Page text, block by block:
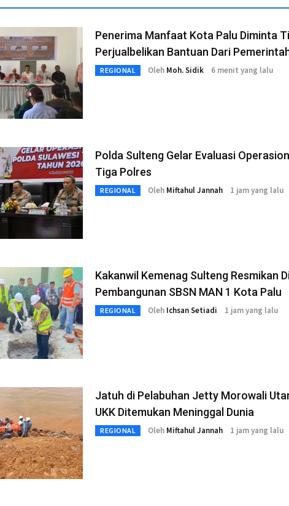
Penerima Manfaat Kota Palu Diminta
Perjualbelikan Bantuan Dari
REGIONAL Oleh Moh. Sidik 6 menit yang lalu
Polda Sulteng Gelar Evaluasi
Tiga Polres
REGIONAL Oleh Miftahul Jannah 1 jam yang lalu
Kakanwil Kemenag Sulteng Resmikan
Pembangunan SBSN MAN 1 Kota Palu
REGIONAL Oleh Ichsan Setiadi 1 jam yang lalu
Jatuh di Pelabuhan Jetty Morowali
UKK Ditemukan Meninggal Dunia
REGIONAL Oleh Miftahul Jannah 1 jam yang lalu